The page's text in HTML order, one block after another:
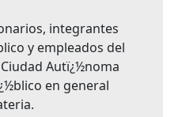
integrantes
y empleados del
Autï¿½noma
en general